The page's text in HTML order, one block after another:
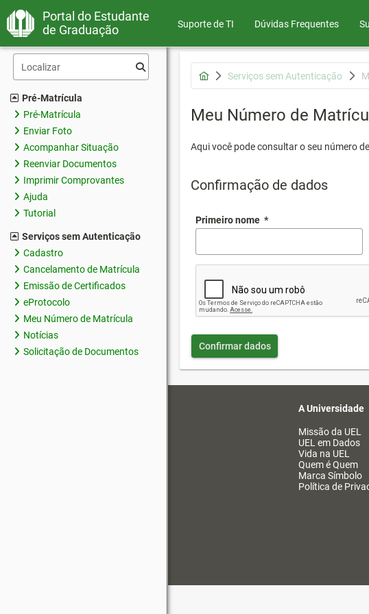
Portal do Estudante
de Graduação
Suporte de TI Dúvidas Frequentes
Pré-Matrícula
Pré-Matrícula
Enviar Foto
Acompanhar Situação
Reenviar Documentos
Imprimir Comprovantes
Ajuda
Tutorial
Serviços sem Autenticação
Cadastro
Cancelamento de Matrícula
Emissão de Certificados
eProtocolo
Meu Número de Matrícula
Notícias
Solicitação de Documentos
Serviços sem Autenticação
Meu Número de
Aqui você pode consultar o seu número
Confirmação de dados
Primeiro nome *
Confirmar dados
A Universidade
Missão da UEL
UEL em Dados
Vida na UEL
Quem é Quem
Marca Símbolo
Política de